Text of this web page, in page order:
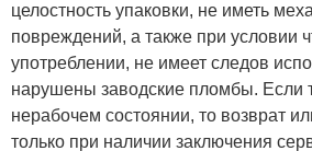
целостность упаковки, не иметь
повреждений, а также при условии
употреблении, не имеет следов
нарушены заводские пломбы. Если
нерабочем состоянии, то возврат
только при наличии заключения